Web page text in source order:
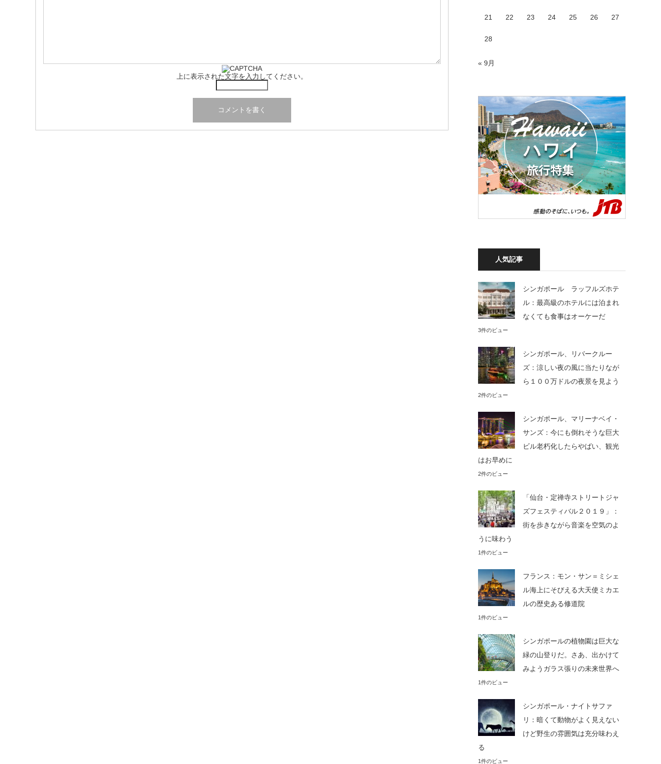
上に表示された文字を入力してください。
21 22 23 24 25 26 27
28
« 9月
人気記事
シンガポール ラッフルズホテ
ル：最高級のホテルには泊まれ
なくても食事はオーケーだ
3件のビュー
シンガポール、リバークルー
ズ：涼しい夜の風に当たりなが
ら１００万ドルの夜景を見よう
2件のビュー
シンガポール、マリーナベイ・
サンズ：今にも倒れそうな巨大
ビル老朽化したらやばい、観光
はお早めに
2件のビュー
「仙台・定禅寺ストリートジャ
ズフェスティバル２０１９」：
街を歩きながら音楽を空気のよ
うに味わう
1件のビュー
フランス：モン・サン＝ミシェ
ル海上にそびえる大天使ミカエ
ルの歴史ある修道院
1件のビュー
シンガポールの植物園は巨大な
緑の山登りだ。さあ、出かけて
みようガラス張りの未来世界へ
1件のビュー
シンガポール・ナイトサファ
リ：暗くて動物がよく見えない
けど野生の雰囲気は充分味わえ
る
1件のビュー